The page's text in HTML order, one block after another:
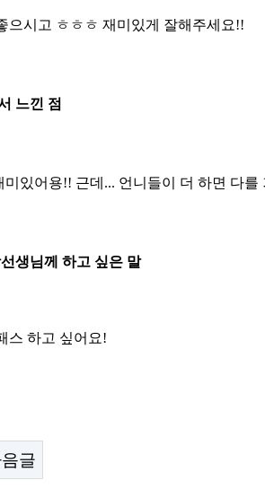
으시고 ㅎㅎㅎ 재미있게 잘해주세요!!
느낀 점
미있어용!! 근데... 언니들이 더 하면 다를
생님께 하고 싶은 말
스 하고 싶어요!
글